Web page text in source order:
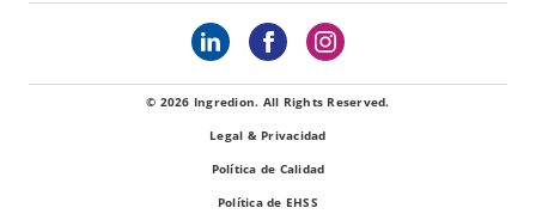
© 2026 Ingredion. All Rights Reserved.
Legal & Privacidad
Política de Calidad
Política de EHSS